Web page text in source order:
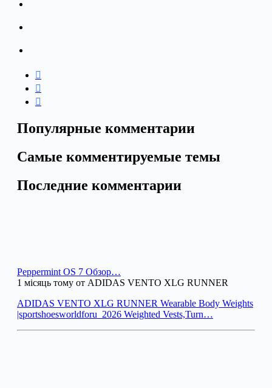
Популярные комментарии
Самые комментируемые темы
Последние комментарии
Peppermint OS 7 Обзор…
1 місяць тому от ADIDAS VENTO XLG RUNNER
ADIDAS VENTO XLG RUNNER Wearable Body Weights
|sportshoesworldforu_2026 Weighted Vests,Turn…